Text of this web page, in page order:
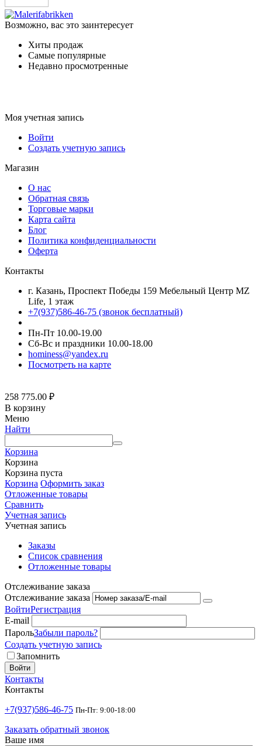
Возможно, вас это заинтересует
Хиты продаж
Самые популярные
Недавно просмотренные
Моя учетная запись
Войти
Создать учетную запись
Магазин
О нас
Обратная связь
Торговые марки
Карта сайта
Блог
Политика конфиденциальности
Оферта
Контакты
г. Казань, Проспект Победы 159 Мебельный Центр MZ
Life, 1 этаж
+7(937)586-46-75 (звонок бесплатный)
Пн-Пт 10.00-19.00
Сб-Вс и праздники 10.00-18.00
hominess@yandex.ru
Посмотреть на карте
258 775.00 ₽
В корзину
Меню
Найти
Корзина
Корзина
Корзина пуста
Корзина Оформить заказ
Отложенные товары
Сравнить
Учетная запись
Учетная запись
Заказы
Список сравнения
Отложенные товары
Отслеживание заказа
Отслеживание заказа
ВойтиРегистрация
E-mail
ПарольЗабыли пароль?
Создать учетную запись
Запомнить
Войти
Контакты
Контакты
+7(937)586-46-75 Пн-Пт: 9:00-18:00
Заказать обратный звонок
Ваше имя